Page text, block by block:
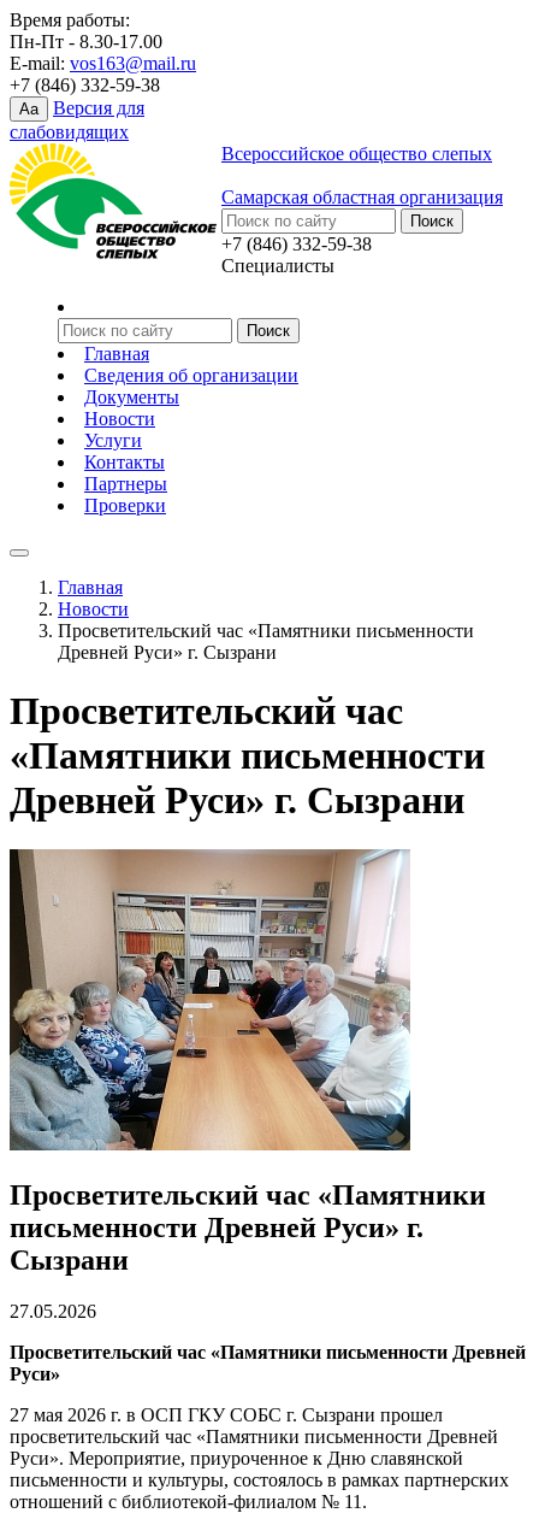
Время работы:
Пн-Пт - 8.30-17.00
E-mail: vos163@mail.ru
+7 (846) 332-59-38
Aa
Версия для
слабовидящих
Всероссийское общество слепых
Самарская областная организация
+7 (846) 332-59-38
Специалисты
Главная
Сведения об организации
Документы
Новости
Услуги
Контакты
Партнеры
Проверки
Главная
Новости
Просветительский час «Памятники письменности
Древней Руси» г. Сызрани
Просветительский час
«Памятники письменности
Древней Руси» г. Сызрани
Просветительский час «Памятники
письменности Древней Руси» г.
Сызрани
27.05.2026
Просветительский час «Памятники письменности Древней
Руси»
27 мая 2026 г. в ОСП ГКУ СОБС г. Сызрани прошел
просветительский час «Памятники письменности Древней
Руси». Мероприятие, приуроченное к Дню славянской
письменности и культуры, состоялось в рамках партнерских
отношений с библиотекой-филиалом № 11.